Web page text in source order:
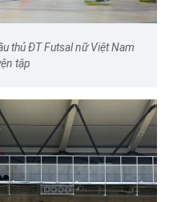
thủ ĐT Futsal nữ Việt Nam
tập